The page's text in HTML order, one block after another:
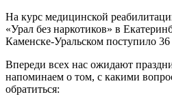
На курс медицинской
«Урал без наркотиков» в
Каменске-Уральском поступило 36
Впереди всех нас ожидают
напоминаем о том, с какими
обратиться: